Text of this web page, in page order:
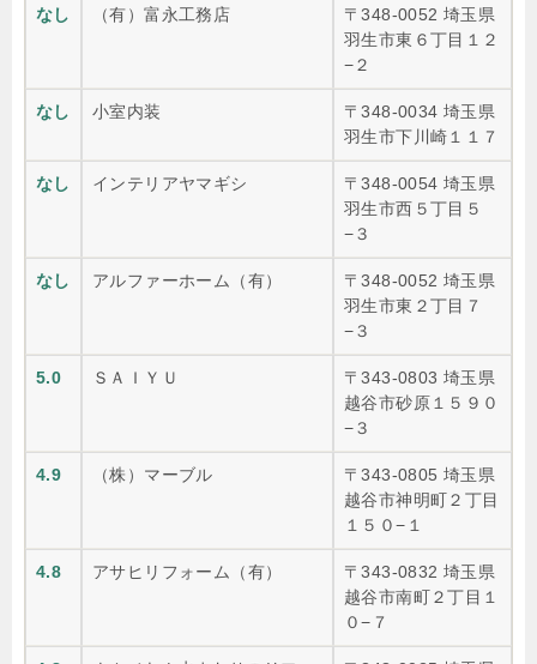
なし （有）富永工務店
〒348-0052 埼玉県
羽生市東６丁目１２
−２
なし 小室内装
〒348-0034 埼玉県
羽生市下川崎１１７
なし インテリアヤマギシ
〒348-0054 埼玉県
羽生市西５丁目５
−３
なし アルファーホーム（有）
〒348-0052 埼玉県
羽生市東２丁目７
−３
5.0 ＳＡＩＹＵ
〒343-0803 埼玉県
越谷市砂原１５９０
−３
4.9 （株）マーブル
〒343-0805 埼玉県
越谷市神明町２丁目
１５０−１
4.8 アサヒリフォーム（有）
〒343-0832 埼玉県
越谷市南町２丁目１
０−７